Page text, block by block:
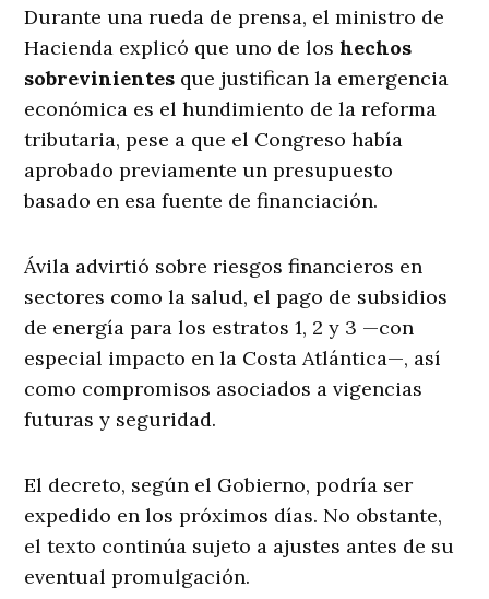
Durante una rueda de prensa, el ministro de
Hacienda explicó que uno de loshechos
sobrevinientes que justifican la emergencia
económica es el hundimiento de la reforma
tributaria, pese a que el Congreso había
aprobado previamente un presupuesto
basado en esa fuente de financiación.
Ávila advirtió sobre riesgos financieros en
sectores como la salud, el pago de subsidios
de energía para los estratos 1, 2 y 3 —con
especial impacto en la Costa Atlántica—, así
como compromisos asociados a vigencias
futuras y seguridad.
El decreto, según el Gobierno, podría ser
expedido en los próximos días. No obstante,
el texto continúa sujeto a ajustes antes de su
eventual promulgación.